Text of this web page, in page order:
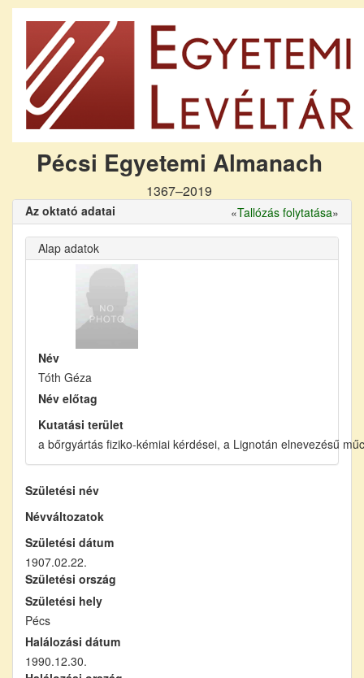
Pécsi Egyetemi Almanach
1367–2019
Az oktató adatai «Tallózás folytatása»
Alap adatok
Név
Tóth Géza
Név előtag
Kutatási terület
a bőrgyártás fiziko-kémiai kérdései, a Lignotán elnevezésű
Születési név
Névváltozatok
Születési dátum
1907.02.22.
Születési ország
Születési hely
Pécs
Halálozási dátum
1990.12.30.